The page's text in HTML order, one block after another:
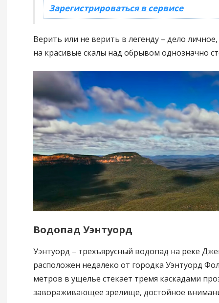
Зарегистрироваться в сервисе
Верить или не верить в легенду – дело
на красивые скалы над обрывом однозначно
Водопад Уэнтуорд
Уэнтуорд – трехъярусный водопад на реке
расположен недалеко от городка Уэнтуорд
метров в ущелье стекает тремя каскадами
завораживающее зрелище, достойное